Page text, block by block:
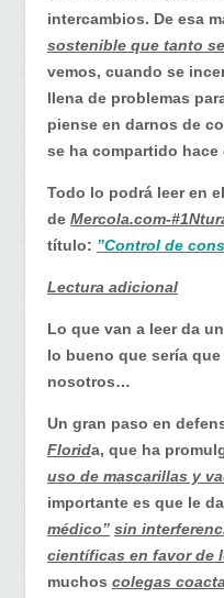
intercambios. De esa
sostenible que tanto
vemos, cuando se
llena de problemas
piense en darnos de
se ha compartido hace
Todo lo podrá leer en
de Mercola.com-
título: ”Control de
Lectura adicional
Lo que van a leer da
lo bueno que sería
nosotros…
Un gran paso en
Florida, que ha
uso de mascarillas y
importante es que le da
médico” sin
científicas en favor de
muchos colegas